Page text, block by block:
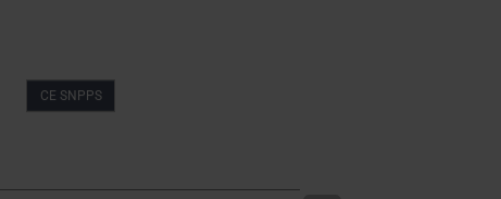
CE SNPPS